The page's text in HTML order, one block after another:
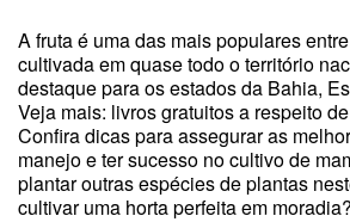
A fruta é uma das mais populares
cultivada em quase todo o território
destaque para os estados da Bahia,
Veja mais: livros gratuitos a respeito
Confira dicas para assegurar as
manejo e ter sucesso no cultivo de
plantar outras espécies de plantas
cultivar uma horta perfeita em